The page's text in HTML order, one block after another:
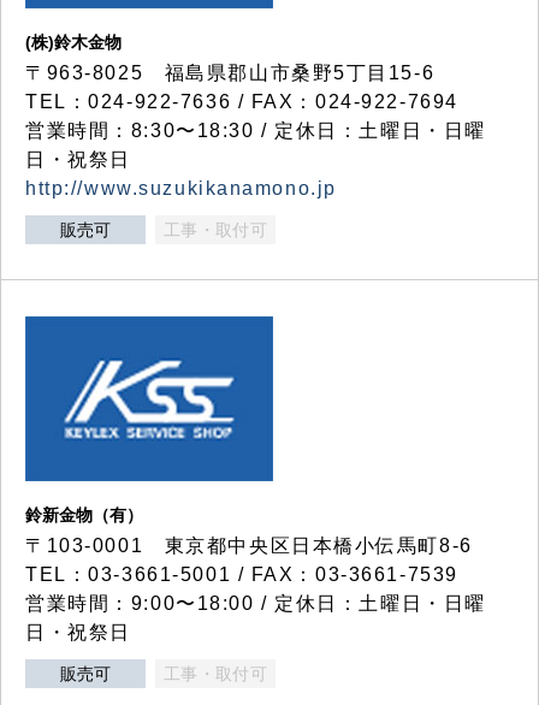
(株)鈴木金物
〒963-8025 福島県郡山市桑野5丁目15-6
TEL：024-922-7636 / FAX：024-922-7694
営業時間：8:30〜18:30 / 定休日：土曜日・日曜
日・祝祭日
http://www.suzukikanamono.jp
販売可 工事・取付可
鈴新金物（有）
〒103-0001 東京都中央区日本橋小伝馬町8-6
TEL：03-3661-5001 / FAX：03-3661-7539
営業時間：9:00〜18:00 / 定休日：土曜日・日曜
日・祝祭日
販売可 工事・取付可